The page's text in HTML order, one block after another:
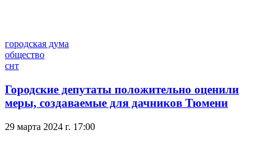
городская дума
общество
снт
Городские депутаты положительно оценили
меры, создаваемые для дачников Тюмени
29 марта 2024 г. 17:00